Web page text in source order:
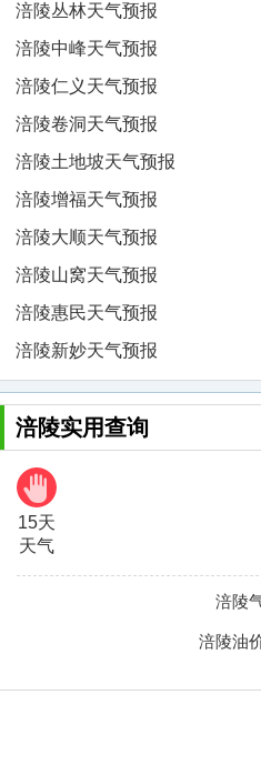
涪陵丛林天气预报
涪陵中峰天气预报
涪陵仁义天气预报
涪陵卷洞天气预报
涪陵土地坡天气预报
涪陵增福天气预报
涪陵大顺天气预报
涪陵山窝天气预报
涪陵惠民天气预报
涪陵新妙天气预报
涪陵实用查询
15天
天气
涪陵
涪陵油